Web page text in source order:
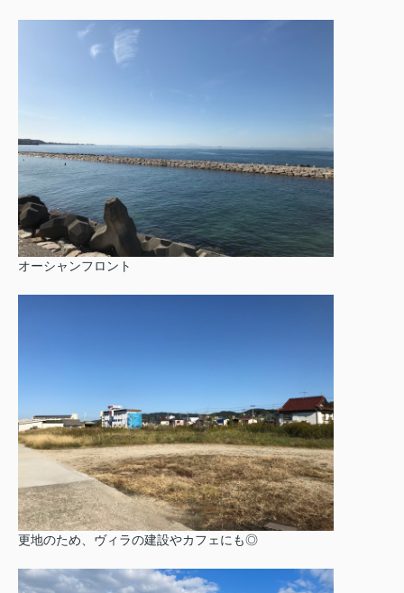
オーシャンフロント
更地のため、ヴィラの建設やカフェにも◎